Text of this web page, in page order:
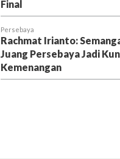
Final
Persebaya
Rachmat Irianto:
Juang Persebaya Jadi
Kemenangan